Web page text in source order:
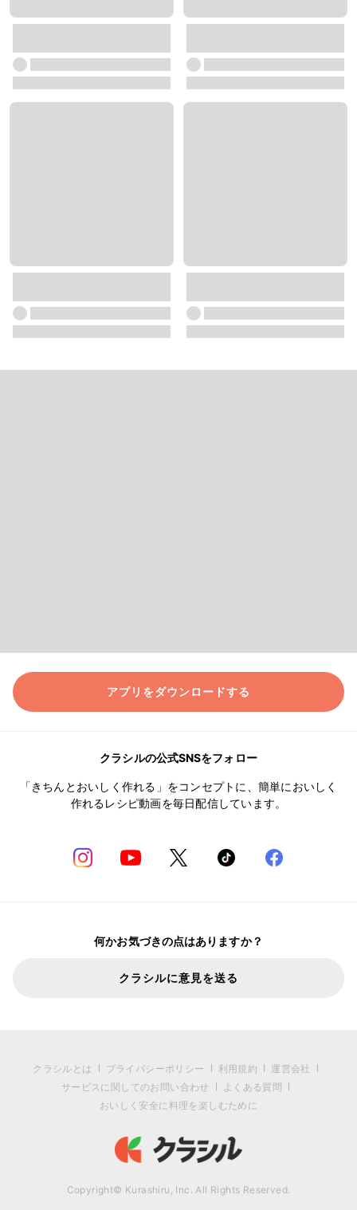
アプリをダウンロードする
クラシルの公式SNSをフォロー
「きちんとおいしく作れる」をコンセプトに、簡単においしく
作れるレシピ動画を毎日配信しています。
何かお気づきの点はありますか？
クラシルに意見を送る
クラシルとは プライバシーポリシー 利用規約
運営会社
サービスに関してのお問い合わせ
よくある質問
おいしく安全に料理を楽しむために
Copyright© Kurashiru, Inc. All Rights Reserved.